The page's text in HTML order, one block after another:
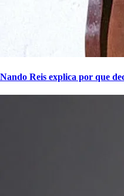
Nando Reis explica por que